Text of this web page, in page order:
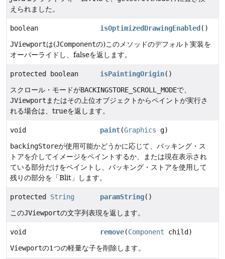
えられました。
boolean isOptimizedDrawingEnabled ()
JViewportは(JComponentの)このメソッドのデフォルト実装を
オーバーライドし、falseを返します。
protected boolean isPaintingOrigin()
スクロール・モードがBACKINGSTORE_SCROLL_MODEで、
JViewport またはその上位オブジェクトからペイントが実行さ
れる場合は、trueを返します。
void paint(Graphics g)
backingStoreが使用可能かどうかに応じて、バッキング・ス
トアを介してイメージをペイントするか、または現在表示され
ている部分だけをペイントし、バッキング・ストアを使用して
残りの部分を「Blit」します。
protected String paramString()
このJViewportの文字列表現を返します。
void remove(Component child)
Viewportの1つの軽量な子を削除します。